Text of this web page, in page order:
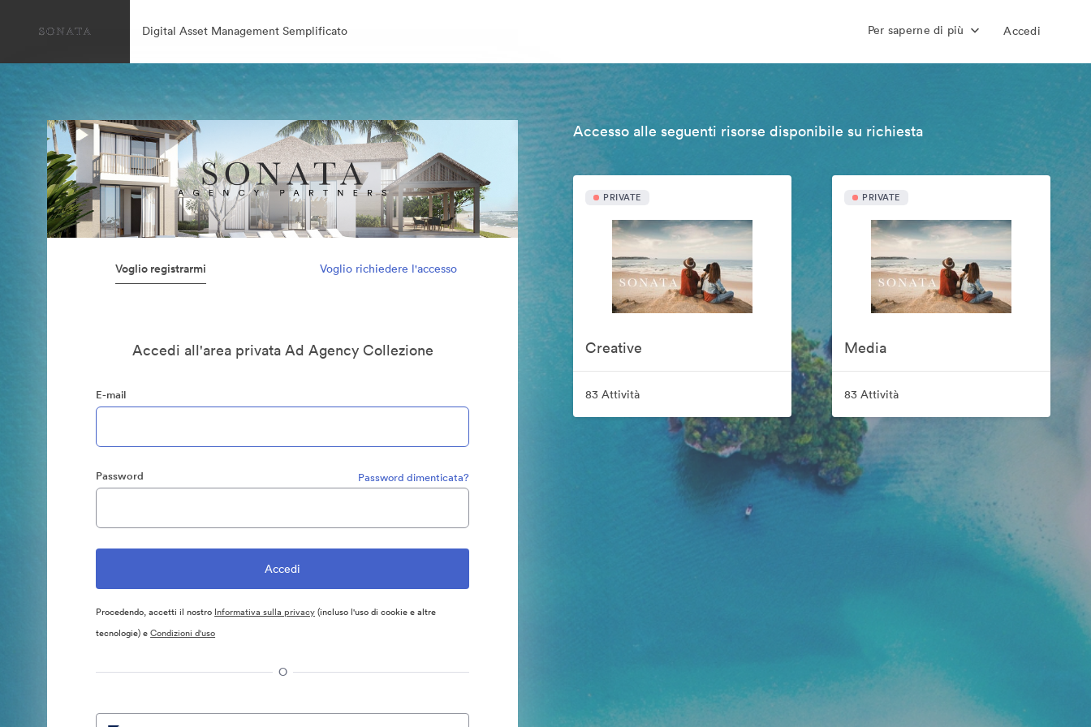
Digital Asset Management Semplificato Per saperne di più Accedi
Voglio registrarmi Voglio richiedere l'accesso
Accedi all'area privata Ad Agency Collezione
E-mail
Password Password dimenticata?
Procedendo, accetti il nostro Informativa sulla privacy(incluso l'uso di cookie e altre
tecnologie) eCondizioni d'uso
O
Accesso alle seguenti risorse disponibile su richiesta
PRIVATE
Creative
83 Attività
PRIVATE
Media
83 Attività